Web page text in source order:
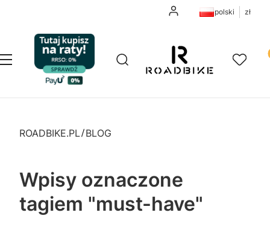
Zaloguj siępolski zł
Menu Otwórz wyszukiwarkę
Szukaj Ulubione
ROADBIKE.PL BLOG
Wpisy oznaczone
tagiem "must-have"